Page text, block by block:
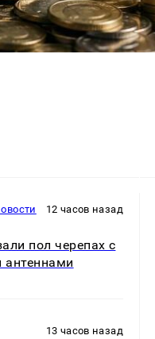
12 часов назад
пол черепах с
антеннами
13 часов назад